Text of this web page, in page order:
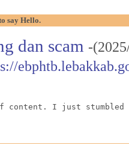
say Hello.
dan scam -
of content. I just